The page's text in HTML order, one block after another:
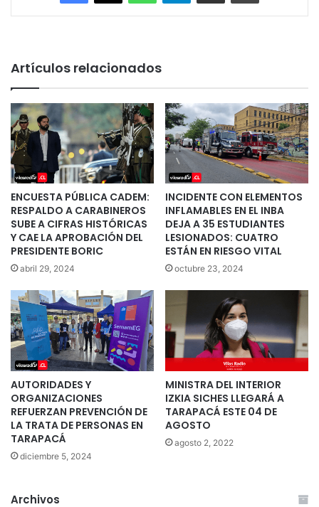
Artículos relacionados
ENCUESTA PÚBLICA CADEM:
RESPALDO A CARABINEROS
SUBE A CIFRAS HISTÓRICAS
Y CAE LA APROBACIÓN DEL
PRESIDENTE BORIC
abril 29, 2024
INCIDENTE CON ELEMENTOS
INFLAMABLES EN EL INBA
DEJA A 35 ESTUDIANTES
LESIONADOS: CUATRO
ESTÁN EN RIESGO VITAL
octubre 23, 2024
AUTORIDADES Y
ORGANIZACIONES
REFUERZAN PREVENCIÓN DE
LA TRATA DE PERSONAS EN
TARAPACÁ
diciembre 5, 2024
MINISTRA DEL INTERIOR
IZKIA SICHES LLEGARÁ A
TARAPACÁ ESTE 04 DE
AGOSTO
agosto 2, 2022
Archivos